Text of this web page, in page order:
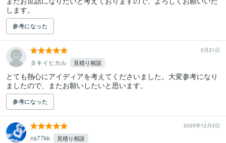
します。
参考になった
5月21日
タキイヒカル 見積り相談
とても熱心にアイディアを考えてくださいました。大変参考になり
ましたので、またお願いしたいと思います。
参考になった
2025年12月3日
ns77kk 見積り相談